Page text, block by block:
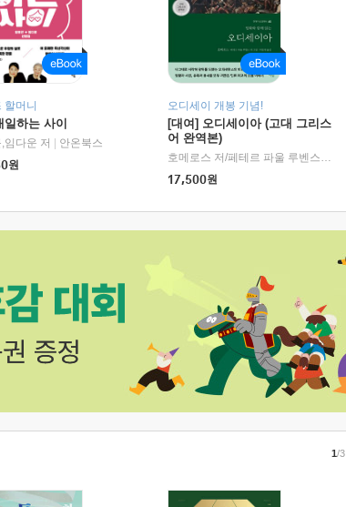
할머니
일하는 사이
임다운 저
안온북스
원
오디세이 개봉 기념!
[대여] 오디세이아 (고대 그리스
어 완역본)
호메로스 저/페테르 파울 루벤스 그림/박문재 역
17,500원
1/3